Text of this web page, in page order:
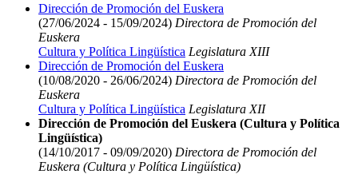
Dirección de Promoción del Euskera
(27/06/2024 - 15/09/2024) Directora de Promoción del
Euskera
Cultura y Política Lingüística Legislatura XIII
Dirección de Promoción del Euskera
(10/08/2020 - 26/06/2024) Directora de Promoción del
Euskera
Cultura y Política Lingüística Legislatura XII
Dirección de Promoción del Euskera (Cultura y Política
Lingüística)
(14/10/2017 - 09/09/2020) Directora de Promoción del
Euskera (Cultura y Política Lingüística)